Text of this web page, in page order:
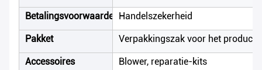
Betalingsvoorwaarden Handelszekerheid
Pakket Verpakkingszak voor het product
Accessoires Blower, reparatie-kits